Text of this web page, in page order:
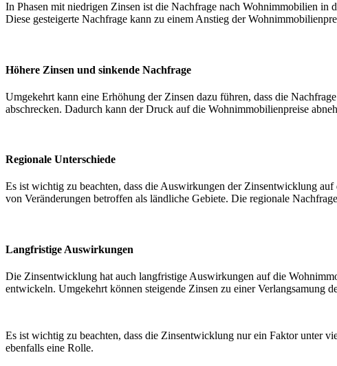
In Phasen mit niedrigen Zinsen ist die Nachfrage nach Wohnimmobilien in
Diese gesteigerte Nachfrage kann zu einem Anstieg der
Höhere Zinsen und sinkende Nachfrage
Umgekehrt kann eine Erhöhung der Zinsen dazu führen, dass die
abschrecken. Dadurch kann der Druck auf die Wohnimmobilienpreise
Regionale Unterschiede
Es ist wichtig zu beachten, dass die Auswirkungen der Zinsentwicklung
von Veränderungen betroffen als ländliche Gebiete. Die regionale
Langfristige Auswirkungen
Die Zinsentwicklung hat auch langfristige Auswirkungen auf die
entwickeln. Umgekehrt können steigende Zinsen zu einer Verlangsamung
Es ist wichtig zu beachten, dass die Zinsentwicklung nur ein Faktor unter
ebenfalls eine Rolle.